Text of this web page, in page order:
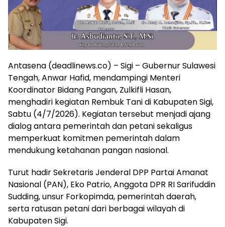
Antasena (deadlinews.co) – Sigi – Gubernur Sulawesi
Tengah, Anwar Hafid, mendampingi Menteri
Koordinator Bidang Pangan, Zulkifli Hasan,
menghadiri kegiatan Rembuk Tani di Kabupaten Sigi,
Sabtu (4/7/2026). Kegiatan tersebut menjadi ajang
dialog antara pemerintah dan petani sekaligus
memperkuat komitmen pemerintah dalam
mendukung ketahanan pangan nasional.
Turut hadir Sekretaris Jenderal DPP Partai Amanat
Nasional (PAN), Eko Patrio, Anggota DPR RI Sarifuddin
Sudding, unsur Forkopimda, pemerintah daerah,
serta ratusan petani dari berbagai wilayah di
Kabupaten Sigi.